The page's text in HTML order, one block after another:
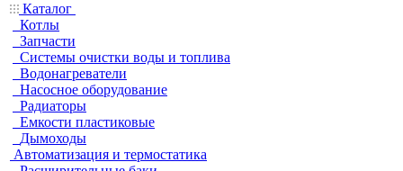
Каталог
Котлы
Запчасти
Системы очистки воды и топлива
Водонагреватели
Насосное оборудование
Радиаторы
Емкости пластиковые
Дымоходы
Автоматизация и термостатика